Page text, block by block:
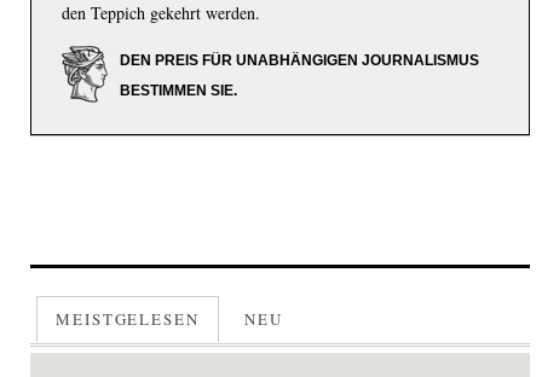
den Teppich gekehrt werden.
DEN PREIS FÜR UNABHÄNGIGEN JOURNALISMUS
BESTIMMEN SIE.
MEISTGELESEN NEU